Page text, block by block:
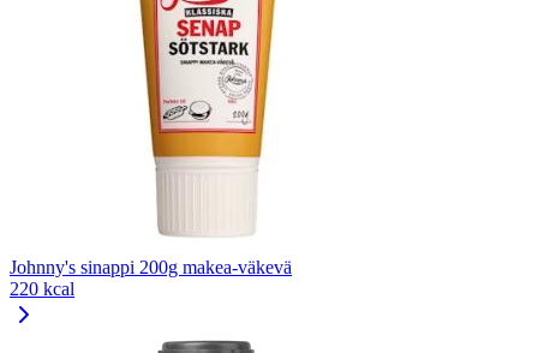
Johnny's sinappi 200g makea-väkevä
220 kcal